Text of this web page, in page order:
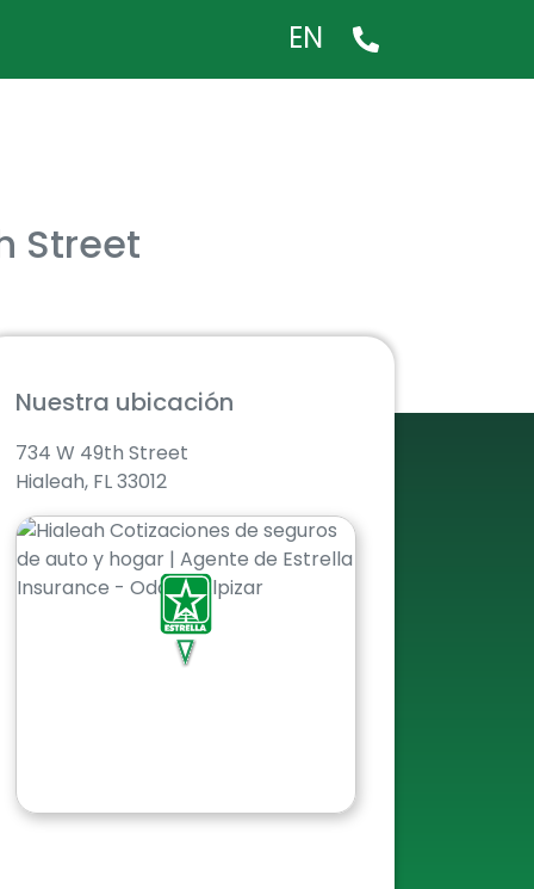
EN
Street
Nuestra ubicación
734 W 49th Street
Hialeah, FL 33012